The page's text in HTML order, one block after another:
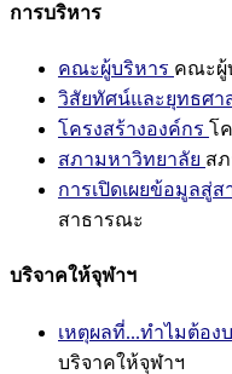
การบริหาร
คณะผู้บริหาร คณะผู้
วิสัยทัศน์และยุทธศา
โครงสร้างองค์กร โ
สภามหาวิทยาลัย ส
การเปิดเผยข้อมูลสู่
สาธารณะ
บริจาคให้จุฬาฯ
เหตุผลที่...ทำไมต้อง
บริจาคให้จุฬาฯ